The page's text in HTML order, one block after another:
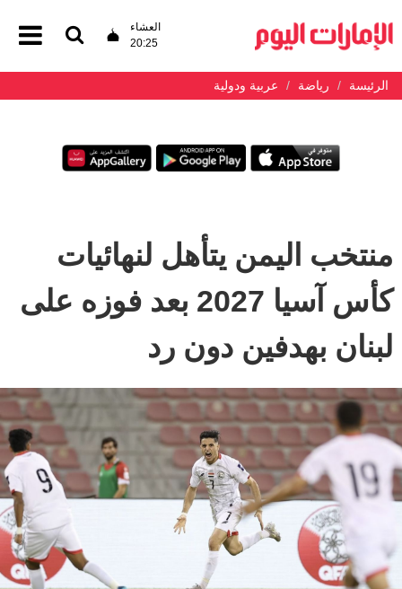
العشاء
20:25
الرئيسة رياضة عربية ودولية
منتخب اليمن يتأهل لنهائيات
كأس آسيا 2027 بعد فوزه على
لبنان بهدفين دون رد